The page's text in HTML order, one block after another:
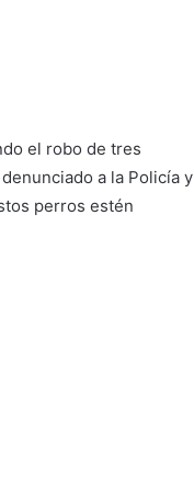
el robo de tres
a la Policía y
perros estén